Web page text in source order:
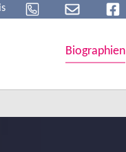
Biographien